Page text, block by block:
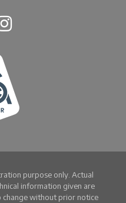
purpose only. Actual
information given are
change without prior notice